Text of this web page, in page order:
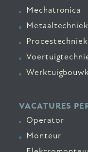
Mechatronica
Metaaltechniek
Procestechniek
VACATURES
Operator
Monteur